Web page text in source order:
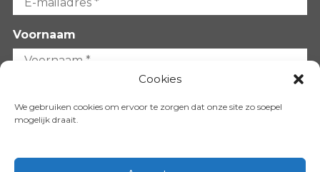
Cookies
We gebruiken cookies om ervoor te zorgen dat onze site zo soepel
mogelijk draait.
Voornaam